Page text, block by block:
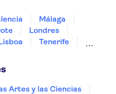
Málaga
Londres
Tenerife
Artes y las Ciencias